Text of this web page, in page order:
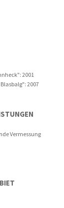
2001
2007
Vermessung